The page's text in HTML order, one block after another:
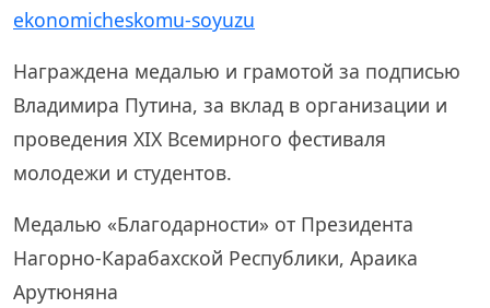
ekonomicheskomu-soyuzu
Награждена медалью и грамотой за подписью
Владимира Путина, за вклад в организации и
проведения XIX Всемирного фестиваля
молодежи и студентов.
Медалью «Благодарности» от Президента
Нагорно-Карабахской Республики, Араика
Арутюняна